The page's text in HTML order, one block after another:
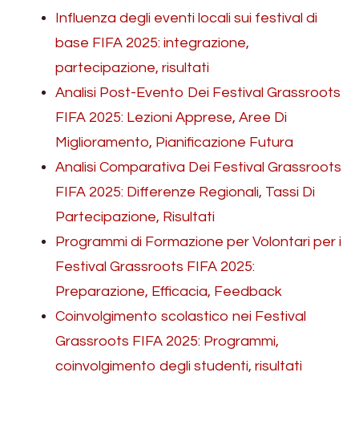
Influenza degli eventi locali sui festival di
base FIFA 2025: integrazione,
partecipazione, risultati
Analisi Post-Evento Dei Festival Grassroots
FIFA 2025: Lezioni Apprese, Aree Di
Miglioramento, Pianificazione Futura
Analisi Comparativa Dei Festival Grassroots
FIFA 2025: Differenze Regionali, Tassi Di
Partecipazione, Risultati
Programmi di Formazione per Volontari per i
Festival Grassroots FIFA 2025:
Preparazione, Efficacia, Feedback
Coinvolgimento scolastico nei Festival
Grassroots FIFA 2025: Programmi,
coinvolgimento degli studenti, risultati